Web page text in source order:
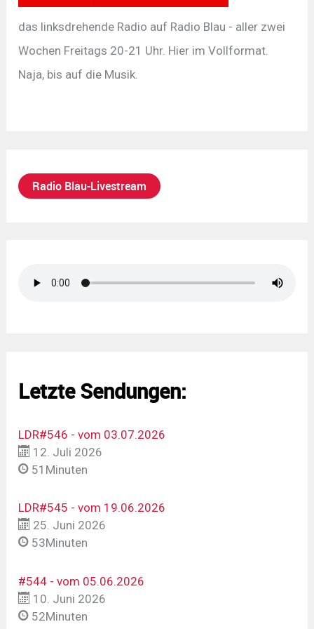
das linksdrehende Radio auf Radio Blau - aller zwei
Wochen Freitags 20-21 Uhr. Hier im Vollformat.
Naja, bis auf die Musik.
Radio Blau-Livestream
Letzte Sendungen:
LDR#546 - vom 03.07.2026
12. Juli 2026
51Minuten
LDR#545 - vom 19.06.2026
25. Juni 2026
53Minuten
#544 - vom 05.06.2026
10. Juni 2026
52Minuten